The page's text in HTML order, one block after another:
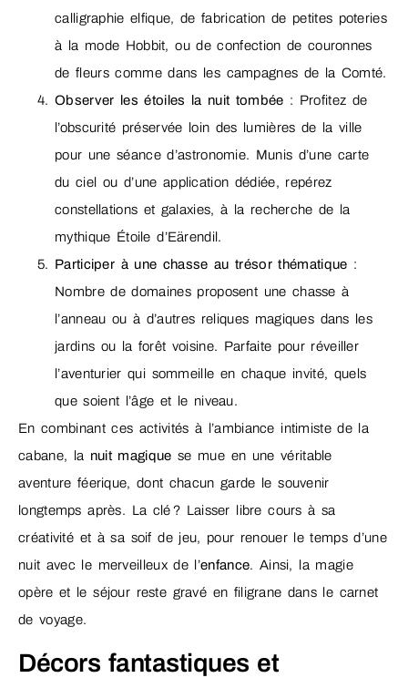
calligraphie elfique, de fabrication de petites poteries
à la mode Hobbit, ou de confection de couronnes
de fleurs comme dans les campagnes de la Comté.
Observer les étoiles la nuit tombée : Profitez de
l’obscurité préservée loin des lumières de la ville
pour une séance d’astronomie. Munis d’une carte
du ciel ou d’une application dédiée, repérez
constellations et galaxies, à la recherche de la
mythique Étoile d’Eärendil.
Participer à une chasse au trésor thématique :
Nombre de domaines proposent une chasse à
l’anneau ou à d’autres reliques magiques dans les
jardins ou la forêt voisine. Parfaite pour réveiller
l’aventurier qui sommeille en chaque invité, quels
que soient l’âge et le niveau.
En combinant ces activités à l’ambiance intimiste de la
cabane, la nuit magique se mue en une véritable
aventure féerique, dont chacun garde le souvenir
longtemps après. La clé ? Laisser libre cours à sa
créativité et à sa soif de jeu, pour renouer le temps d’une
nuit avec le merveilleux de l’enfance. Ainsi, la magie
opère et le séjour reste gravé en filigrane dans le carnet
de voyage.
Décors fantastiques et